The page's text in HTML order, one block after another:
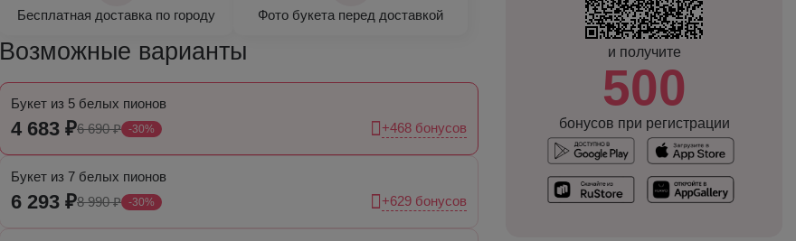
Бесплатная доставка по городу Фото букета перед доставкой
Возможные варианты
Букет из 5 белых пионов
4 683 ₽6 690 ₽ -30% +468 бонусов
Букет из 7 белых пионов
6 293 ₽8 990 ₽ -30% +629 бонусов
и получите
500
бонусов при регистрации